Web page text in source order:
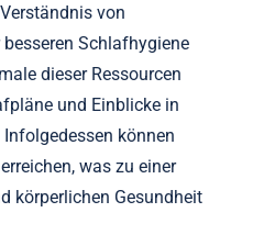
von
Schlafhygiene
dieser Ressourcen
und Einblicke in
können
was zu einer
körperlichen Gesundheit